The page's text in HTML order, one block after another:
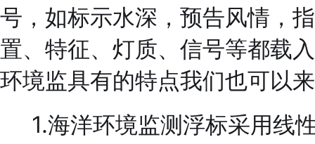
号，如标示水深，预告风情，
置、特征、灯质、信号等都载
环境监具有的特点我们也可以
1.海洋环境监测浮标采用线